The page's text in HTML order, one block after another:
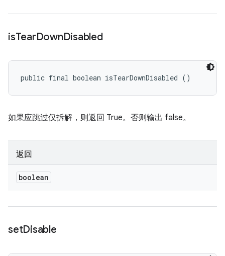
isTearDownDisabled
public final boolean isTearDownDisabled ()
如果应跳过仅拆解，则返回 True。否则输出 false。
返回
boolean
setDisable